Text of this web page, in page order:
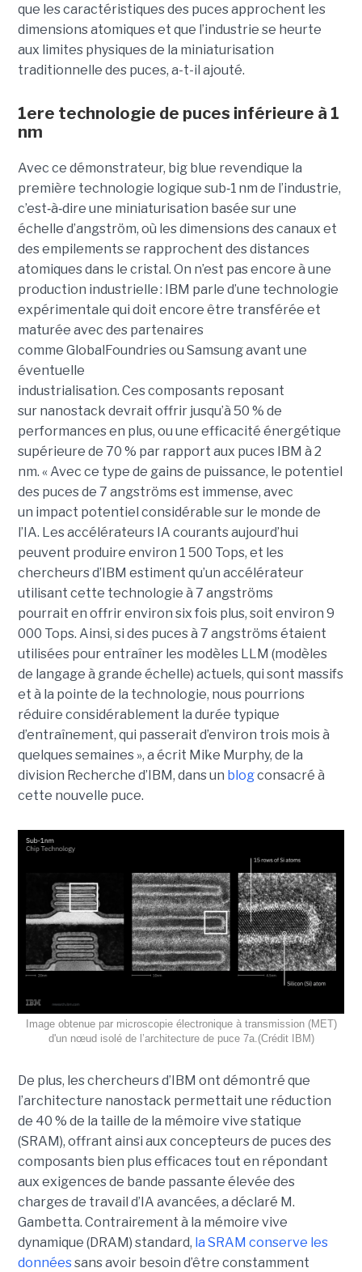
que les caractéristiques des puces approchent les
dimensions atomiques et que l’industrie se heurte
aux limites physiques de la miniaturisation
traditionnelle des puces, a-t-il ajouté.
1ere technologie de puces inférieure à 1
nm
Avec ce démonstrateur, big blue revendique la
première technologie logique sub‑1 nm de l’industrie,
c’est‑à‑dire une miniaturisation basée sur une
échelle d’angström, où les dimensions des canaux et
des empilements se rapprochent des distances
atomiques dans le cristal. On n’est pas encore à une
production industrielle : IBM parle d’une technologie
expérimentale qui doit encore être transférée et
maturée avec des partenaires
comme GlobalFoundries ou Samsung avant une
éventuelle
industrialisation. Ces composants reposant
sur nanostack devrait offrir jusqu’à 50 % de
performances en plus, ou une efficacité énergétique
supérieure de 70 % par rapport aux puces IBM à 2
nm. « Avec ce type de gains de puissance, le potentiel
des puces de 7 angströms est immense, avec
un impact potentiel considérable sur le monde de
l’IA. Les accélérateurs IA courants aujourd’hui
peuvent produire environ 1 500 Tops, et les
chercheurs d’IBM estiment qu’un accélérateur
utilisant cette technologie à 7 angströms
pourrait en offrir environ six fois plus, soit environ 9
000 Tops. Ainsi, si des puces à 7 angströms étaient
utilisées pour entraîner les modèles LLM (modèles
de langage à grande échelle) actuels, qui sont massifs
et à la pointe de la technologie, nous pourrions
réduire considérablement la durée typique
d’entraînement, qui passerait d’environ trois mois à
quelques semaines », a écrit Mike Murphy, de la
division Recherche d’IBM, dans un blogconsacré à
cette nouvelle puce.
Image obtenue par microscopie électronique à transmission (MET)
d'un nœud isolé de l’architecture de puce 7a.(Crédit IBM)
De plus, les chercheurs d’IBM ont démontré que
l’architecture nanostack permettait une réduction
de 40 % de la taille de la mémoire vive statique
(SRAM), offrant ainsi aux concepteurs de puces des
composants bien plus efficaces tout en répondant
aux exigences de bande passante élevée des
charges de travail d’IA avancées, a déclaré M.
Gambetta. Contrairement à la mémoire vive
dynamique (DRAM) standard, la SRAM conserve les
donnéessans avoir besoin d’être constamment